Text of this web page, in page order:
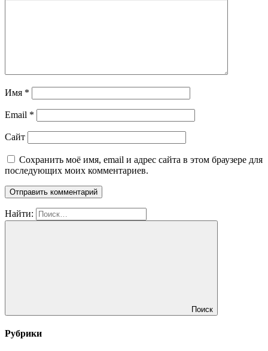
Имя *
Email *
Сайт
Сохранить моё имя, email и адрес сайта в этом браузере для
последующих моих комментариев.
Найти:
Поиск
Рубрики